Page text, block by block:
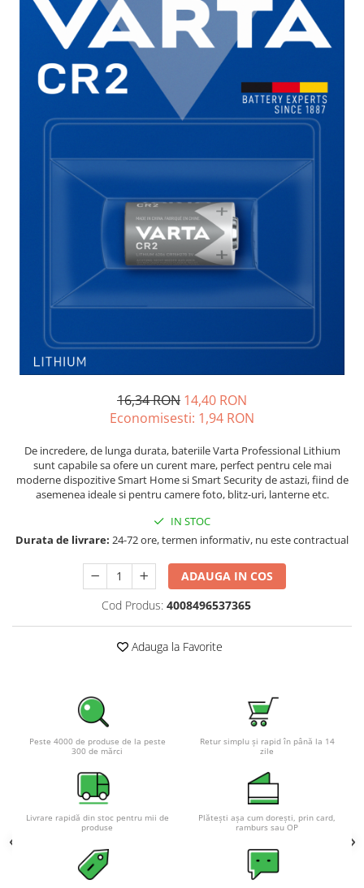
Incarcatoare acumulatori
Panouri fotovoltaice si accesorii
Panouri fotovoltaice
Sisteme prindere panouri
fotovoltaice
Accesorii
Invertoare Hibrid
Invertoare On-grid
Invertoare Off-grid
Convertoare de tensiune
Sisteme de stocare energie
LiFePO4
Pachete complete stocare energie
Sisteme de Stocare Comerciale
Sisteme fotovoltaice de putere
mica (rulota/caravan/case de
vacanta)
Sisteme fotovoltaice profesionale
Pachete sisteme fotovoltaice
Statii de incarcare vehicule
Statii de incarcare
Cabluri de incarcare vehicule
Prize de incarcare vehicule
Turbine eoliene pentru casă
Tractiune / LiFePo4
Baterii si acumulatori gel si VRLA
Baterii si acumulatori AGM VRLA
Acumulatori Moto, ATV
16,34 RON 14,40 RON
Economisesti: 1,94 RON
De incredere, de lunga durata, bateriile Varta Professional Lithium
sunt capabile sa ofere un curent mare, perfect pentru cele mai
moderne dispozitive Smart Home si Smart Security de astazi, fiind de
asemenea ideale si pentru camere foto, blitz-uri, lanterne etc.
IN STOC
Durata de livrare: 24-72 ore, termen informativ, nu este contractual
ADAUGA IN COS
Cod Produs: 4008496537365
Adauga la Favorite
Peste 4000 de produse de la peste
300 de mărci
Retur simplu și rapid în până la 14
zile
Livrare rapidă din stoc pentru mii de
produse
Plătești așa cum dorești, prin card,
ramburs sau OP